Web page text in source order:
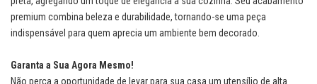
premium combina beleza e durabilidade, tornando-se uma peça
indispensável para quem aprecia um ambiente bem decorado.
Garanta a Sua Agora Mesmo!
Não perca a oportunidade de levar para sua casa um utensílio de alta